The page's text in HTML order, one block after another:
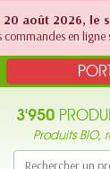
20 août 2026, le
commandes en
3'950
Produits